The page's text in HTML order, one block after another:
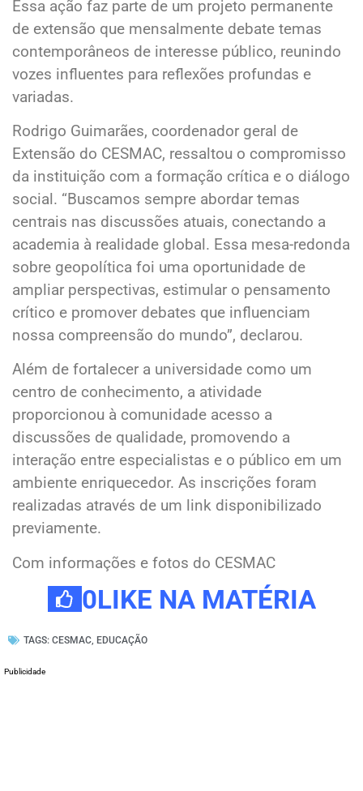
Essa ação faz parte de um projeto permanente
de extensão que mensalmente debate temas
contemporâneos de interesse público, reunindo
vozes influentes para reflexões profundas e
variadas.
Rodrigo Guimarães, coordenador geral de
Extensão do CESMAC, ressaltou o compromisso
da instituição com a formação crítica e o diálogo
social. “Buscamos sempre abordar temas
centrais nas discussões atuais, conectando a
academia à realidade global. Essa mesa-redonda
sobre geopolítica foi uma oportunidade de
ampliar perspectivas, estimular o pensamento
crítico e promover debates que influenciam
nossa compreensão do mundo”, declarou.
Além de fortalecer a universidade como um
centro de conhecimento, a atividade
proporcionou à comunidade acesso a
discussões de qualidade, promovendo a
interação entre especialistas e o público em um
ambiente enriquecedor. As inscrições foram
realizadas através de um link disponibilizado
previamente.
Com informações e fotos do CESMAC
0LIKE NA MATÉRIA
TAGS: CESMAC, EDUCAÇÃO
Publicidade